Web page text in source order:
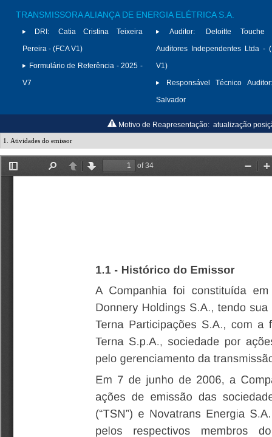
TRANSMISSORA ALIANÇA DE ENERGIA ELÉTRICA S.A.
DRI:
Catia Cristina Teixeira
Pereira - (FCA V1)
Formulário de Referência - 2025 -
V7
Auditor:
Deloitte Touche
Auditores Independentes Ltda -
V1)
Responsável Técnico Auditor:
Salvador
Motivo de Reapresentação: atualização